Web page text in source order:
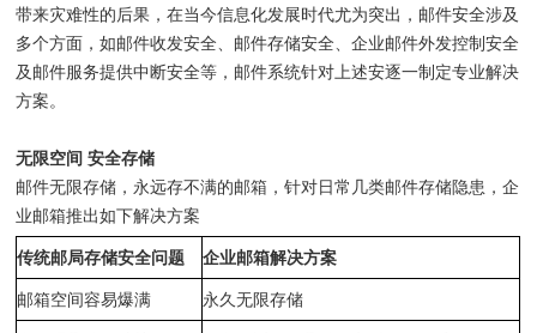
带来灾难性的后果，在当今信息化发展时代尤为突出，邮件安全涉及
多个方面，如邮件收发安全、邮件存储安全、企业邮件外发控制安全
及邮件服务提供中断安全等，邮件系统针对上述安逐一制定专业解决
方案。
无限空间 安全存储
邮件无限存储，永远存不满的邮箱，针对日常几类邮件存储隐患，企
业邮箱推出如下解决方案
传统邮局存储安全问题
企业邮箱解决方案
邮箱空间容易爆满
永久无限存储